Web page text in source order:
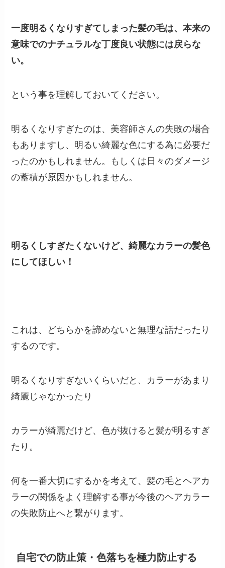
一度明るくなりすぎてしまった髪の毛は、本来の
意味でのナチュラルな丁度良い状態には戻らな
い。
という事を理解しておいてください。
明るくなりすぎたのは、美容師さんの失敗の場合
もありますし、明るい綺麗な色にする為に必要だ
ったのかもしれません。もしくは日々のダメージ
の蓄積が原因かもしれません。
明るくしすぎたくないけど、綺麗なカラーの髪色
にしてほしい！
これは、どちらかを諦めないと無理な話だったり
するのです。
明るくなりすぎないくらいだと、カラーがあまり
綺麗じゃなかったり
カラーが綺麗だけど、色が抜けると髪が明るすぎ
たり。
何を一番大切にするかを考えて、髪の毛とヘアカ
ラーの関係をよく理解する事が今後のヘアカラー
の失敗防止へと繋がります。
自宅での防止策・色落ちを極力防止する